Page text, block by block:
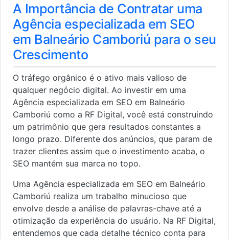
A Importância de Contratar uma
Agência especializada em SEO
em Balneário Camboriú para o seu
Crescimento
O tráfego orgânico é o ativo mais valioso de
qualquer negócio digital. Ao investir em uma
Agência especializada em SEO em Balneário
Camboriú como a RF Digital, você está construindo
um patrimônio que gera resultados constantes a
longo prazo. Diferente dos anúncios, que param de
trazer clientes assim que o investimento acaba, o
SEO mantém sua marca no topo.
Uma Agência especializada em SEO em Balneário
Camboriú realiza um trabalho minucioso que
envolve desde a análise de palavras-chave até a
otimização da experiência do usuário. Na RF Digital,
entendemos que cada detalhe técnico conta para